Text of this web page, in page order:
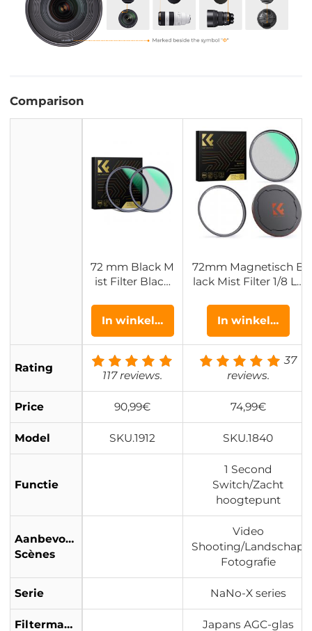
Comparison
72 mm Black M
ist Filter Black
Kit Mist Filmisc
h Effectfilter Vo
or Vlog / Video
/ Portretbeeld
Met 28 Meerlaa
no Xcel Serie
72mm Magnetisch B
lack Mist Filter 1/8 Le
e Effecten HD Meerla
ags Gecoat Waterdic
ht / Krasbestendig /
Antireflectie Nano Xc
el Serie
In winkelwagen In winkelwagen
Rating
117 reviews.
37
reviews.
Price 90,99€ 74,99€
Model SKU.1912 SKU.1840
Functie
1 Second
Switch/Zacht
hoogtepunt
Aanbevolen
Scènes
Video
Shooting/Landschap
Fotografie
Serie NaNo-X series
Filtermateriaal Japans AGC-glas